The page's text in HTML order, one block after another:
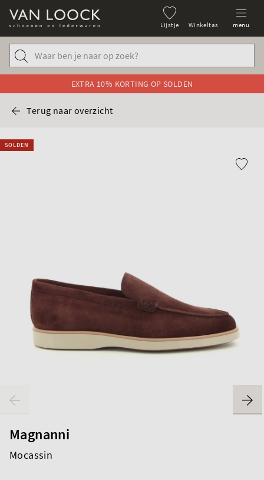
Lijstje Winkeltas menu
EXTRA 10% KORTING OP SOLDEN
Terug naar overzicht
SOLDEN
Magnanni
Mocassin